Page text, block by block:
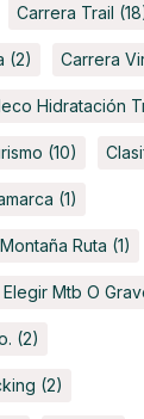
Carrera Trail
(2) Carrera
Hidratación
(10)
(1)
Ruta (1)
Elegir Mtb O
(2)
(2)